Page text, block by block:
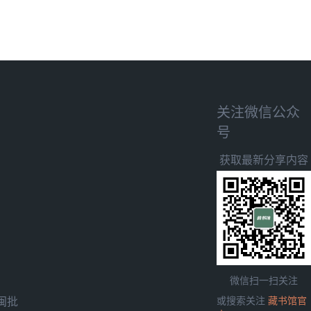
批
关注微信公众
号
获取最新分享内容
微信扫一扫关注
或搜索关注 藏书馆官